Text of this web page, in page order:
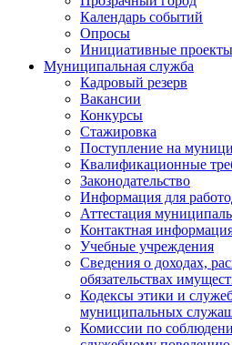
Календарь событий
Опросы
Инициативные проекты
Муниципальная служба
Кадровый резерв
Вакансии
Конкурсы
Стажировка
Поступление на
Квалификационные
Законодательство
Информация для
Аттестация
Контактная
Учебные учреждения
Сведения о доходах,
обязательствах
Кодексы этики и
муниципальных
Комиссии по